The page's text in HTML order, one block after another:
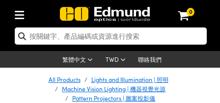
0
繁體中文 TWD 聯絡我們
| 光學產品
Diffusers | 窗鏡或擴散片
Optics | 雷射光學
| 光機組件
System | 光學籠式系統
Mounts | 台式光學安裝座
| 顯微鏡
| Mitutoyo 物鏡
| Olympus 物鏡
| 雷射
and Electronics | 雷射
Lenses | 成像鏡頭
Lenses | 定焦鏡頭
| 遠心鏡頭
(S-Mount Lenses) | M12 鏡頭 (S
| 相機
Cameras | Gigabit乙太網相
and Illumination | 照明
Lighting | 機器視覺光源
Lighting |顯微鏡照明
Lighting | 寬譜光源
Targets | 測試板
Targets | 解析度測試板
Targets | 畸變測試版
& Stage Micrometers | 圖像
and Detection | 測試與監測
| 光學度量
Solutions | 機器視覺方案
and Production | 實驗室和生產
| 清潔用品
Handling Tools | 零件夾持用品
應用選購
By Brand
Products | 新品專區
| 清倉品
| 清倉光學產品
| 清倉光機組件
Products | 重新認證產
| 重新認證光學產品
| 重新認證光機
All Products
Lights and Illumination | 照明
Machine Vision Lighting | 機器視覺光源
Pattern Projectors | 圖案投影儀